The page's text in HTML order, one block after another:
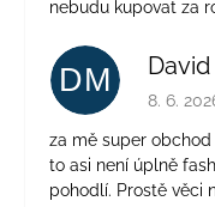
nebudu kupovat za
DM
8. 6.
za mě super
to asi není úplně
pohodlí. Prostě věci